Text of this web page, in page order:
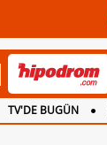
TV'DE BUGÜN